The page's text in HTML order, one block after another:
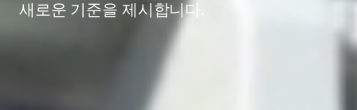
새로운 기준을 제시합니다.